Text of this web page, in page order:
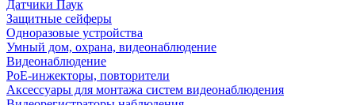
Датчики Паук
Защитные сейферы
Одноразовые устройства
Умный дом, охрана, видеонаблюдение
Видеонаблюдение
PoE-инжекторы, повторители
Аксессуары для монтажа систем видеонаблюдения